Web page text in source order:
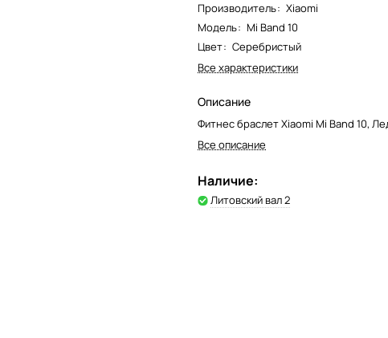
Производитель: Xiaomi
Модель: Mi Band 10
Цвет: Серебристый
Все характеристики
Описание
Фитнес браслет Xiaomi Mi Band 10,
Все описание
Наличие:
Литовский вал 2